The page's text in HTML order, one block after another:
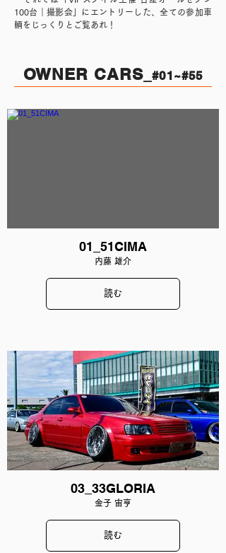
100台｜撮影会」にエントリーした、全ての参加車
輌をじっくりとご覧あれ！
OWNER CARS _#01~#55
01_51CIMA
内藤 雄介
読む
03_33GLORIA
金子 宙亨
読む